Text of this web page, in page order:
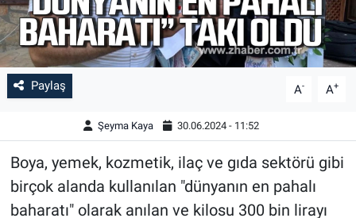
Paylaş A- A+
Şeyma Kaya 30.06.2024 - 11:52
Boya, yemek, kozmetik, ilaç ve gıda sektörü gibi
birçok alanda kullanılan "dünyanın en pahalı
baharatı" olarak anılan ve kilosu 300 bin lirayı